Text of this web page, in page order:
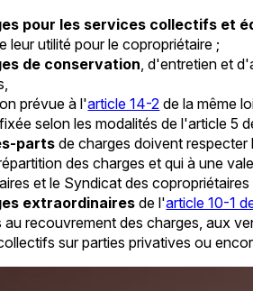
pour les services collectifs et
leur utilité pour le copropriétaire ;
de conservation , d'entretien et
prévue à l'article 14-2 de la même
selon les modalités de l'article 5
parts de charges doivent respecter
des charges et qui à une
et le Syndicat des copropriétaires
extraordinaires de l'article 10-1
au recouvrement des charges, aux
sur parties privatives ou